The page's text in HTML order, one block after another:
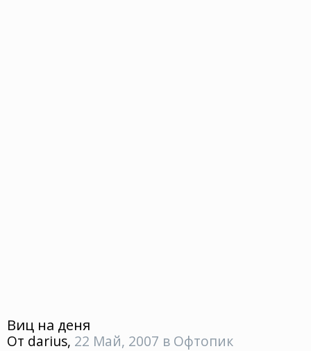
Виц на деня
От darius, 22 Май, 2007 в Офтопик